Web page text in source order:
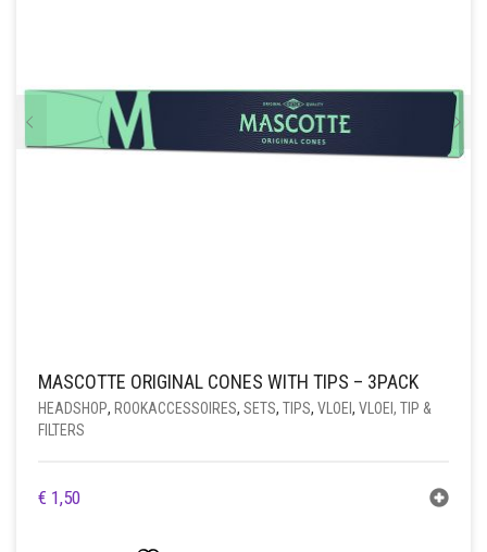
MASCOTTE ORIGINAL CONES WITH TIPS – 3PACK
HEADSHOP, ROOKACCESSOIRES, SETS, TIPS, VLOEI , VLOEI, TIP &
FILTERS
€ 1,50